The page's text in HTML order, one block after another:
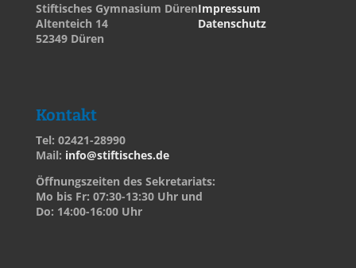
Stiftisches Gymnasium Düren
Altenteich 14
52349 Düren
Impressum
Datenschutz
Kontakt
Tel: 02421-28990
Mail: info@stiftisches.de
Öffnungszeiten des Sekretariats:
Mo bis Fr: 07:30-13:30 Uhr und
Do: 14:00-16:00 Uhr